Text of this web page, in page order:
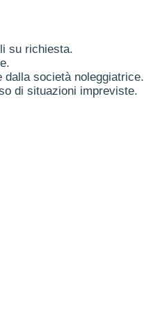
su richiesta.
società noleggiatrice.
di situazioni impreviste.